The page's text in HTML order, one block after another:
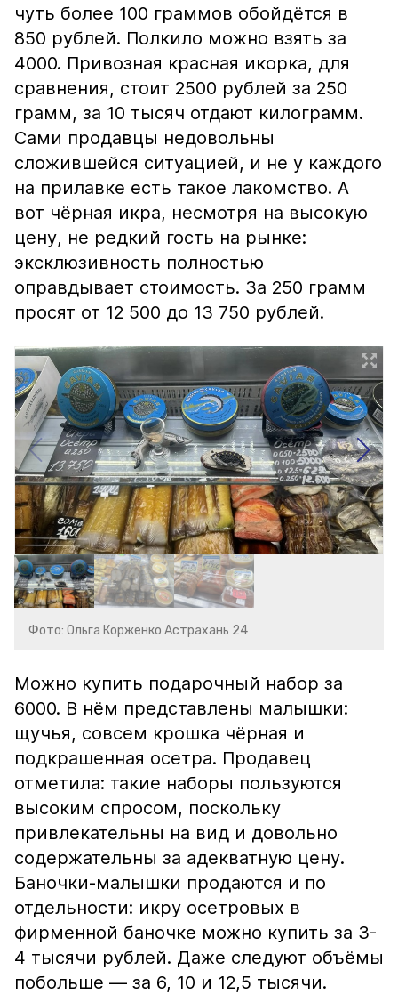
чуть более 100 граммов обойдётся в
850 рублей. Полкило можно взять за
4000. Привозная красная икорка, для
сравнения, стоит 2500 рублей за 250
грамм, за 10 тысяч отдают килограмм.
Сами продавцы недовольны
сложившейся ситуацией, и не у каждого
на прилавке есть такое лакомство. А
вот чёрная икра, несмотря на высокую
цену, не редкий гость на рынке:
эксклюзивность полностью
оправдывает стоимость. За 250 грамм
просят от 12 500 до 13 750 рублей.
Фото: Ольга Корженко Астрахань 24
Можно купить подарочный набор за
6000. В нём представлены малышки:
щучья, совсем крошка чёрная и
подкрашенная осетра. Продавец
отметила: такие наборы пользуются
высоким спросом, поскольку
привлекательны на вид и довольно
содержательны за адекватную цену.
Баночки-малышки продаются и по
отдельности: икру осетровых в
фирменной баночке можно купить за 3-
4 тысячи рублей. Даже следуют объёмы
побольше — за 6, 10 и 12,5 тысячи.